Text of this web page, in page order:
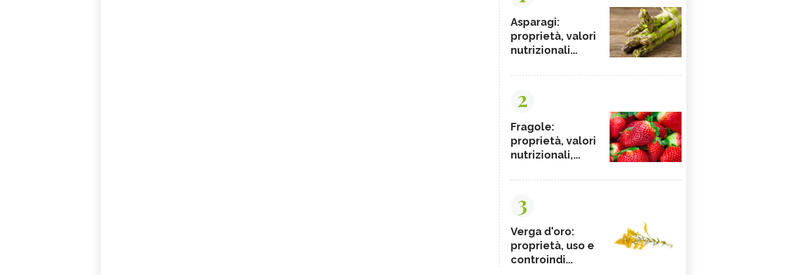
Asparagi:
proprietà, valori
nutrizionali...
2
Fragole:
proprietà, valori
nutrizionali,...
3
Verga d'oro:
proprietà, uso e
controindi...